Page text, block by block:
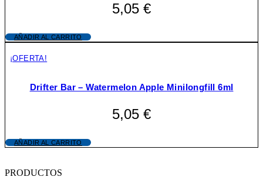
5,05 €
AÑADIR AL CARRITO
¡OFERTA!
Drifter Bar – Watermelon Apple Minilongfill 6ml
5,05 €
AÑADIR AL CARRITO
PRODUCTOS